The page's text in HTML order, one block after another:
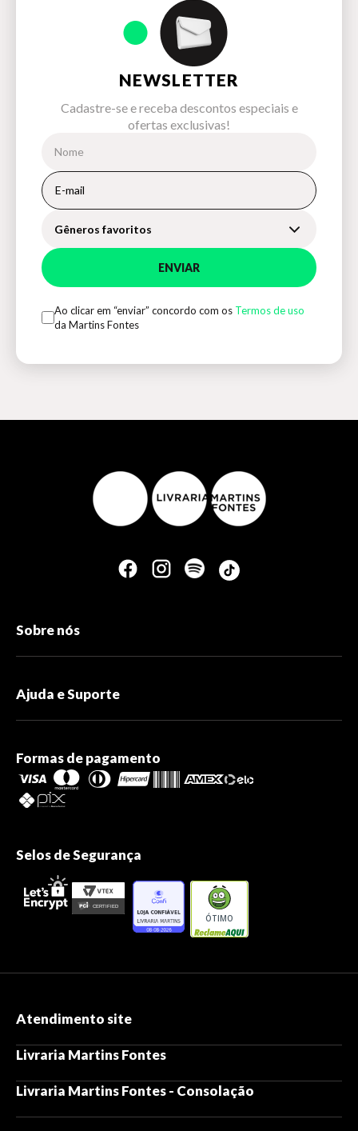
NEWSLETTER
Cadastre-se e receba descontos especiais e
ofertas exclusivas!
Gêneros favoritos
ENVIAR
Ao clicar em “enviar” concordo com os Termos de uso
da Martins Fontes
Sobre nós
Ajuda e Suporte
Formas de pagamento
Selos de Segurança
ÓTIMO
Atendimento site
Livraria Martins Fontes
Livraria Martins Fontes - Consolação